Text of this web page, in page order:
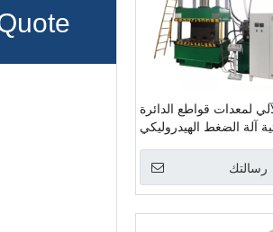
لمعدات قواطع الدائرة
آلة الضغط الهيدروليكي
رسالتك